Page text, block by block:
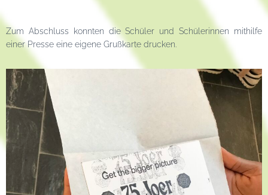
Zum Abschluss konnten die Schüler und Schülerinnen mithilfe
einer Presse eine eigene Grußkarte drucken.